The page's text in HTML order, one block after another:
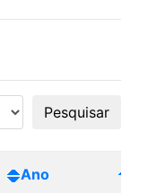
Pesquisar
Ano